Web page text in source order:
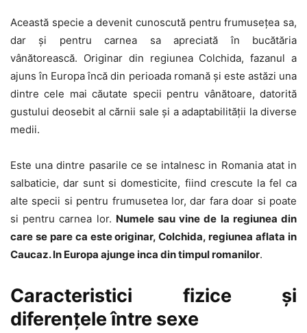
Această specie a devenit cunoscută pentru frumusețea sa,
dar și pentru carnea sa apreciată în bucătăria
vânătorească. Originar din regiunea Colchida, fazanul a
ajuns în Europa încă din perioada romană și este astăzi una
dintre cele mai căutate specii pentru vânătoare, datorită
gustului deosebit al cărnii sale și a adaptabilității la diverse
medii.
Este una dintre pasarile ce se intalnesc in Romania atat in
salbaticie, dar sunt si domesticite, fiind crescute la fel ca
alte specii si pentru frumusetea lor, dar fara doar si poate
si pentru carnea lor. Numele sau vine de la regiunea din
care se pare ca este originar, Colchida, regiunea aflata in
Caucaz. In Europa ajunge inca din timpul romanilor.
Caracteristici fizice și
diferențele între sexe